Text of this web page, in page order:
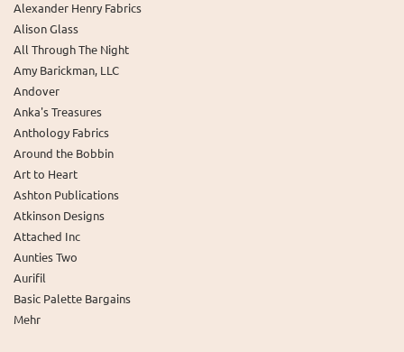
Alexander Henry Fabrics
Alison Glass
All Through The Night
Amy Barickman, LLC
Andover
Anka's Treasures
Anthology Fabrics
Around the Bobbin
Art to Heart
Ashton Publications
Atkinson Designs
Attached Inc
Aunties Two
Aurifil
Basic Palette Bargains
Mehr